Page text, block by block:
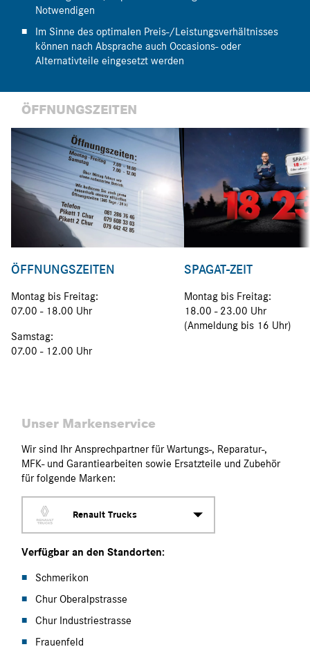
Notwendigen
Im Sinne des optimalen Preis-/Leistungsverhältnisses
können nach Absprache auch Occasions- oder
Alternativteile eingesetzt werden
ÖFFNUNGSZEITEN
ÖFFNUNGSZEITEN
Montag bis Freitag:
07.00 - 18.00 Uhr
Samstag:
07.00 - 12.00 Uhr
SPAGAT-ZEIT
Montag bis Freitag:
18.00 - 23.00 Uhr
(Anmeldung bis 16 Uhr)
Unser Markenservice
Wir sind Ihr Ansprechpartner für Wartungs-, Reparatur-,
MFK- und Garantiearbeiten sowie Ersatzteile und Zubehör
für folgende Marken:
Renault Trucks
Verfügbar an den Standorten:
Schmerikon
Chur Oberalpstrasse
Chur Industriestrasse
Frauenfeld